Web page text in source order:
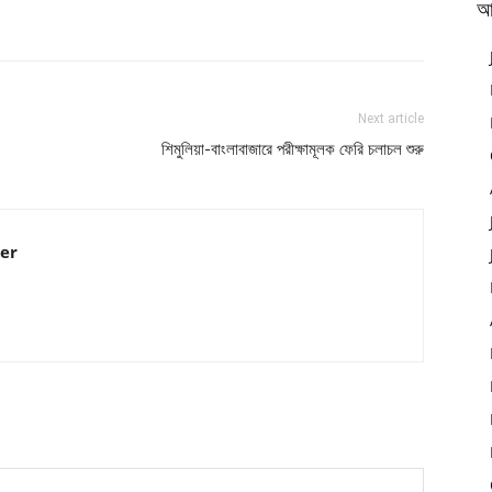
Next article
শিমুলিয়া-বাংলাবাজারে পরীক্ষামূলক ফেরি চলাচল শুরু